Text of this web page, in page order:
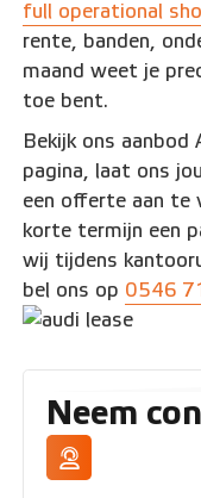
full operational
rente, banden,
maand weet je
toe bent.
Bekijk ons aanbod
pagina, laat ons
een offerte aan te
korte termijn een
wij tijdens
bel ons op 0546
Neem